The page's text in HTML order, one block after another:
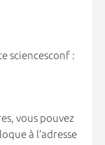
sciencesconf :
vous pouvez
à l’adresse